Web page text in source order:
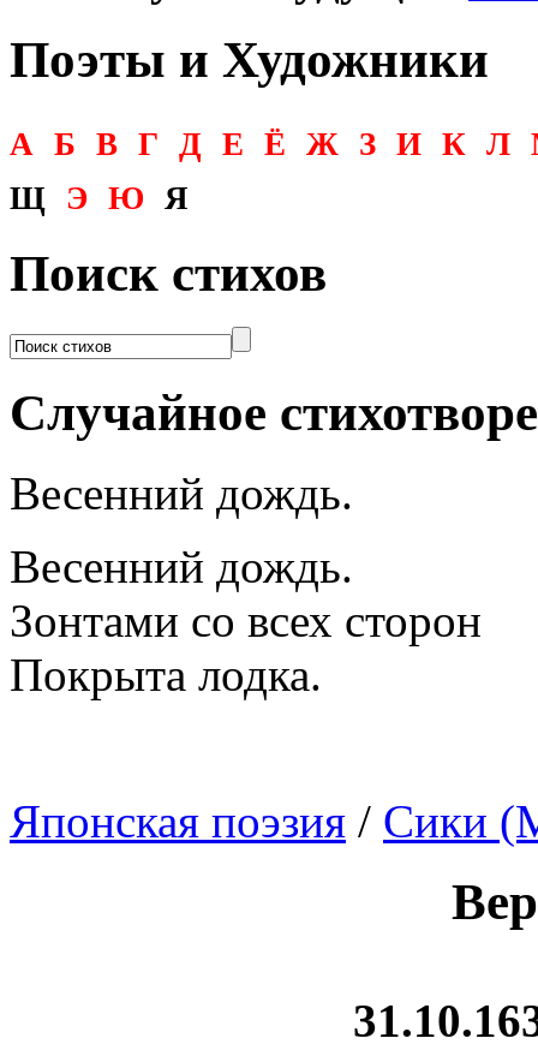
Поэты и Художники
А Б В Г Д Е Ё Ж З И К Л
Щ Э Ю Я
Поиск стихов
Случайное
Весенний дождь.
Весенний дождь.
Зонтами со всех сторон
Покрыта лодка.
Японская поэзия / Сики